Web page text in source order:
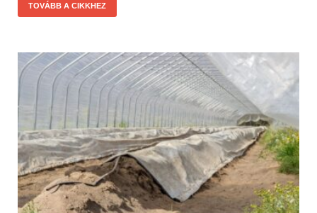
TOVÁBB A CIKKHEZ